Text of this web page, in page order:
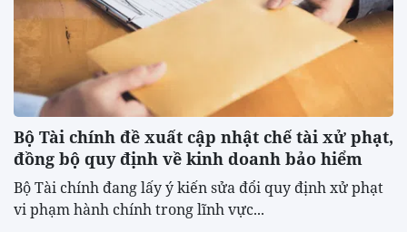
Bộ Tài chính đề xuất cập nhật chế tài xử phạt,
đồng bộ quy định về kinh doanh bảo hiểm
Bộ Tài chính đang lấy ý kiến sửa đổi quy định xử phạt
vi phạm hành chính trong lĩnh vực...